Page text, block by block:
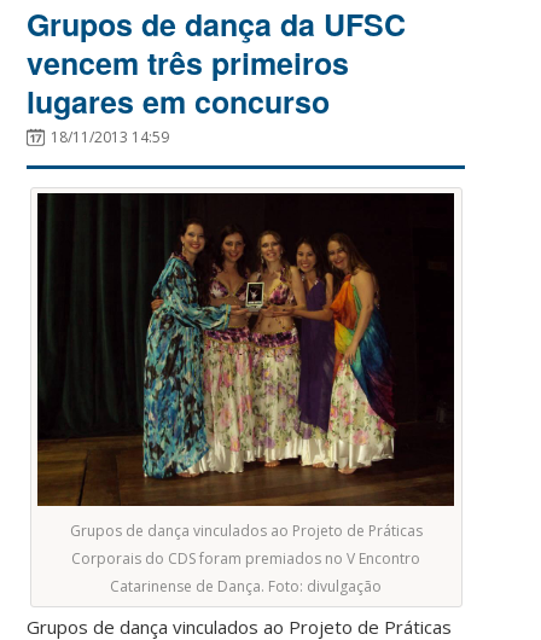
Grupos de dança da UFSC
vencem três primeiros
lugares em concurso
18/11/2013 14:59
Grupos de dança vinculados ao Projeto de Práticas
Corporais do CDS foram premiados no V Encontro
Catarinense de Dança. Foto: divulgação
Grupos de dança vinculados ao Projeto de Práticas